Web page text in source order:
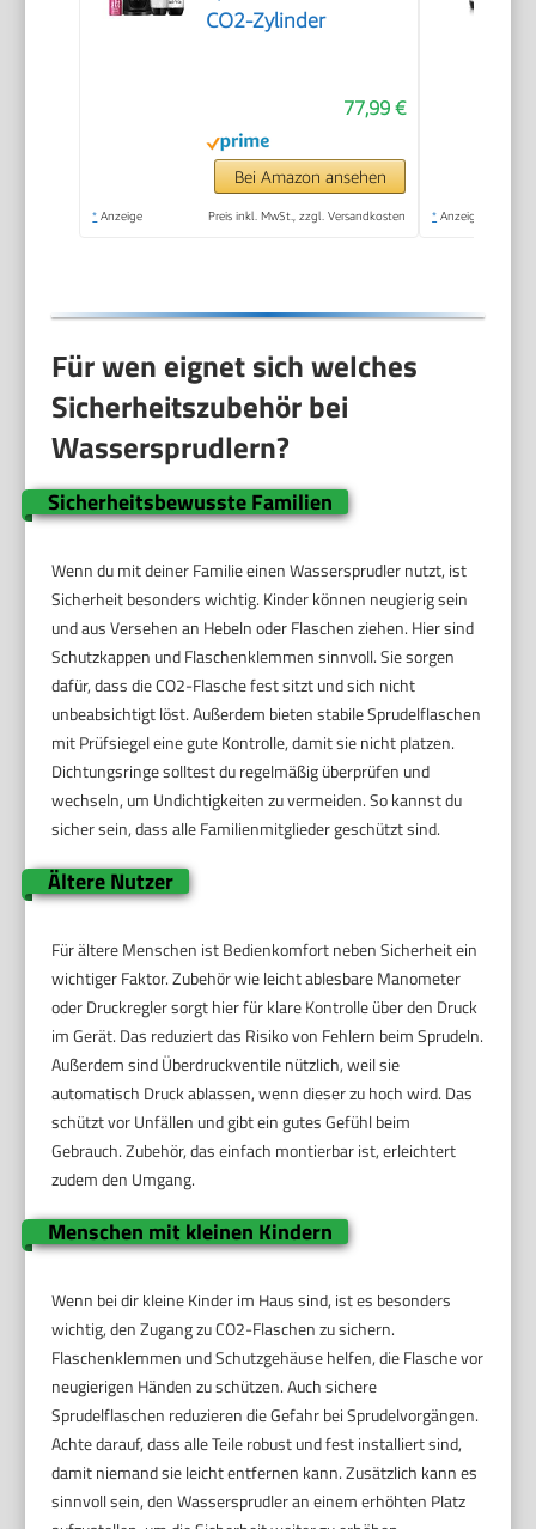
CO2-Zylinder
77,99 €
Bei Amazon ansehen
* Anzeige Preis inkl. MwSt., zzgl. Versandkosten * Anzeige
Für wen eignet sich welches
Sicherheitszubehör bei
Wassersprudlern?
Sicherheitsbewusste Familien
Wenn du mit deiner Familie einen Wassersprudler nutzt, ist
Sicherheit besonders wichtig. Kinder können neugierig sein
und aus Versehen an Hebeln oder Flaschen ziehen. Hier sind
Schutzkappen und Flaschenklemmen sinnvoll. Sie sorgen
dafür, dass die CO2-Flasche fest sitzt und sich nicht
unbeabsichtigt löst. Außerdem bieten stabile Sprudelflaschen
mit Prüfsiegel eine gute Kontrolle, damit sie nicht platzen.
Dichtungsringe solltest du regelmäßig überprüfen und
wechseln, um Undichtigkeiten zu vermeiden. So kannst du
sicher sein, dass alle Familienmitglieder geschützt sind.
Ältere Nutzer
Für ältere Menschen ist Bedienkomfort neben Sicherheit ein
wichtiger Faktor. Zubehör wie leicht ablesbare Manometer
oder Druckregler sorgt hier für klare Kontrolle über den Druck
im Gerät. Das reduziert das Risiko von Fehlern beim Sprudeln.
Außerdem sind Überdruckventile nützlich, weil sie
automatisch Druck ablassen, wenn dieser zu hoch wird. Das
schützt vor Unfällen und gibt ein gutes Gefühl beim
Gebrauch. Zubehör, das einfach montierbar ist, erleichtert
zudem den Umgang.
Menschen mit kleinen Kindern
Wenn bei dir kleine Kinder im Haus sind, ist es besonders
wichtig, den Zugang zu CO2-Flaschen zu sichern.
Flaschenklemmen und Schutzgehäuse helfen, die Flasche vor
neugierigen Händen zu schützen. Auch sichere
Sprudelflaschen reduzieren die Gefahr bei Sprudelvorgängen.
Achte darauf, dass alle Teile robust und fest installiert sind,
damit niemand sie leicht entfernen kann. Zusätzlich kann es
sinnvoll sein, den Wassersprudler an einem erhöhten Platz